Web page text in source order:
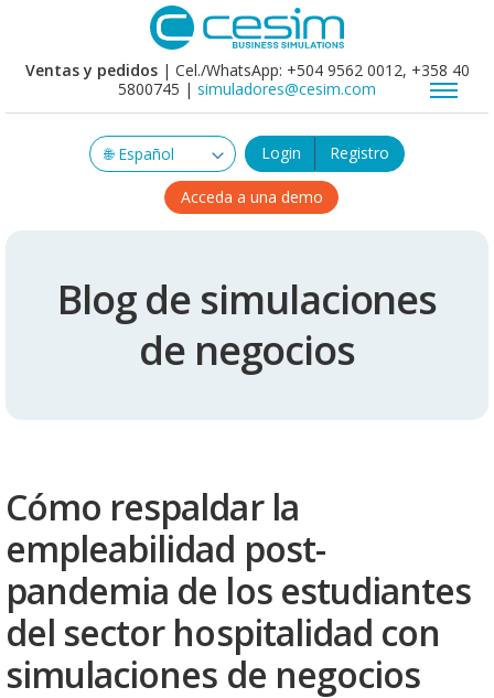
Ventas y pedidos| Cel./WhatsApp: +504 9562 0012, +358 40
5800745 | simuladores@cesim.com
Login Registro
Acceda a una demo
Blog de simulaciones
de negocios
Cómo respaldar la
empleabilidad post-
pandemia de los estudiantes
del sector hospitalidad con
simulaciones de negocios